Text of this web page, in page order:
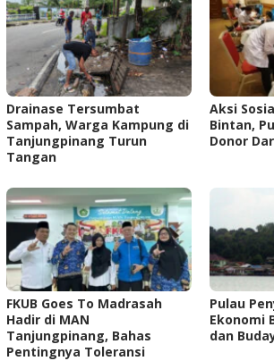
Drainase Tersumbat
Sampah, Warga Kampung di
Tanjungpinang Turun
Tangan
Aksi
Bintan,
Donor
FKUB Goes To Madrasah
Hadir di MAN
Tanjungpinang, Bahas
Pentingnya Toleransi
Pulau
Ekonomi
dan